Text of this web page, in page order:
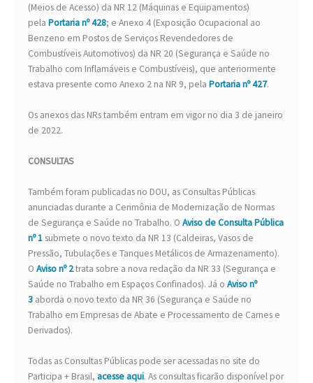
(Meios de Acesso) da NR 12 (Máquinas e Equipamentos)
pela Portaria nº 428; e Anexo 4 (Exposição Ocupacional ao
Benzeno em Postos de Serviços Revendedores de
Combustíveis Automotivos) da NR 20 (Segurança e Saúde no
Trabalho com Inflamáveis e Combustíveis), que anteriormente
estava presente como Anexo 2 na NR 9, pela Portaria nº 427.
Os anexos das NRs também entram em vigor no dia 3 de janeiro
de 2022.
CONSULTAS
Também foram publicadas no DOU, as Consultas Públicas
anunciadas durante a Cerimônia de Modernização de Normas
de Segurança e Saúde no Trabalho. O Aviso de Consulta Pública
nº 1 submete o novo texto da NR 13 (Caldeiras, Vasos de
Pressão, Tubulações e Tanques Metálicos de Armazenamento).
O Aviso nº 2trata sobre a nova redação da NR 33 (Segurança e
Saúde no Trabalho em Espaços Confinados). Já o Aviso nº
3 aborda o novo texto da NR 36 (Segurança e Saúde no
Trabalho em Empresas de Abate e Processamento de Carnes e
Derivados).
Todas as Consultas Públicas pode ser acessadas no site do
Participa + Brasil, acesse aqui. As consultas ficarão disponível por